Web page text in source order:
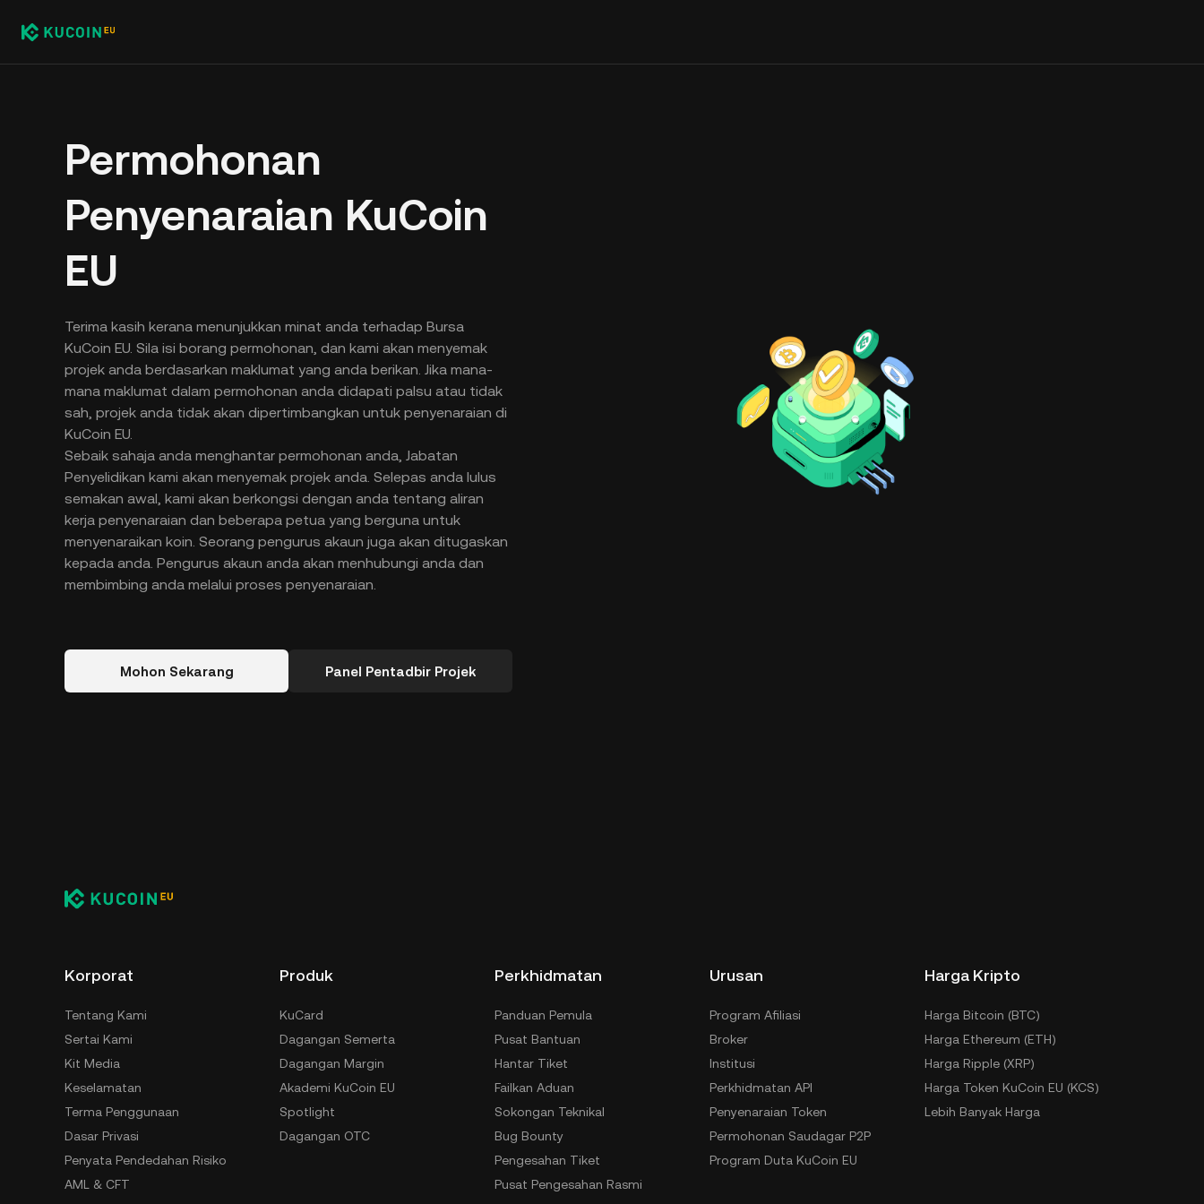
Permohonan
Penyenaraian KuCoin
EU
Terima kasih kerana menunjukkan minat anda terhadap Bursa
KuCoin EU. Sila isi borang permohonan, dan kami akan menyemak
projek anda berdasarkan maklumat yang anda berikan. Jika mana-
mana maklumat dalam permohonan anda didapati palsu atau tidak
sah, projek anda tidak akan dipertimbangkan untuk penyenaraian di
KuCoin EU.
Sebaik sahaja anda menghantar permohonan anda, Jabatan
Penyelidikan kami akan menyemak projek anda. Selepas anda lulus
semakan awal, kami akan berkongsi dengan anda tentang aliran
kerja penyenaraian dan beberapa petua yang berguna untuk
menyenaraikan koin. Seorang pengurus akaun juga akan ditugaskan
kepada anda. Pengurus akaun anda akan menhubungi anda dan
membimbing anda melalui proses penyenaraian.
Mohon Sekarang Panel Pentadbir Projek
Korporat
Tentang Kami
Sertai Kami
Kit Media
Keselamatan
Terma Penggunaan
Dasar Privasi
Penyata Pendedahan Risiko
AML & CFT
Produk
KuCard
Dagangan Semerta
Dagangan Margin
Akademi KuCoin EU
Spotlight
Dagangan OTC
Perkhidmatan
Panduan Pemula
Pusat Bantuan
Hantar Tiket
Failkan Aduan
Sokongan Teknikal
Bug Bounty
Pengesahan Tiket
Pusat Pengesahan Rasmi
Urusan
Program Afiliasi
Broker
Institusi
Perkhidmatan API
Penyenaraian Token
Permohonan Saudagar P2P
Program Duta KuCoin EU
Harga Kripto
Harga Bitcoin (BTC)
Harga Ethereum (ETH)
Harga Ripple (XRP)
Harga Token KuCoin EU (KCS)
Lebih Banyak Harga